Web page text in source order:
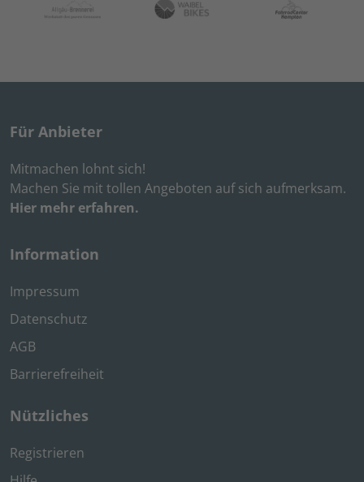
Für Anbieter
Mitmachen lohnt sich!
Machen Sie mit tollen Angeboten auf sich aufmerksam.
Hier mehr erfahren.
Information
Impressum
Datenschutz
AGB
Barrierefreiheit
Nützliches
Registrieren